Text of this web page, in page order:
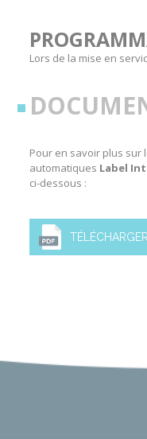
Lors de la mise en
Pour en savoir plus sur
automatiques Label
ci-dessous :